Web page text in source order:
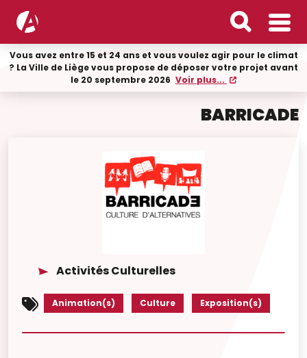
Vous avez entre 15 et 24 ans et vous voulez agir pour le climat
? La Ville de Liège vous propose de déposer votre projet avant
le 20 septembre 2026 Voir plus...
BARRICADE
Activités Culturelles
Animation(s) Culture Exposition(s)